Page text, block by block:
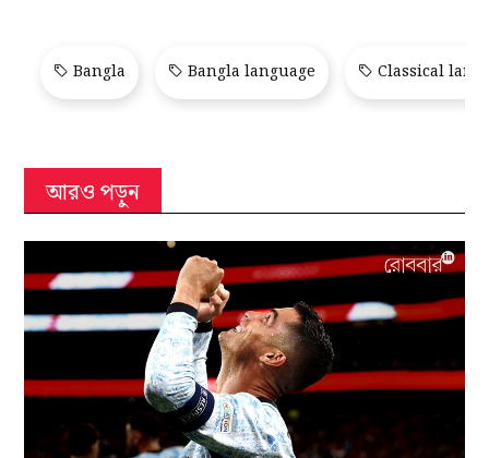
Bangla Bangla language Classical
আরও পড়ুন